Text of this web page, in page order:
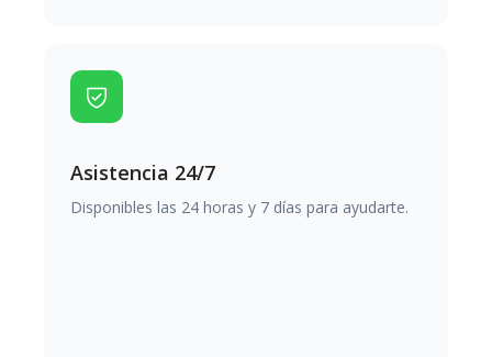
Asistencia 24/7
Disponibles las 24 horas y 7 días para ayudarte.